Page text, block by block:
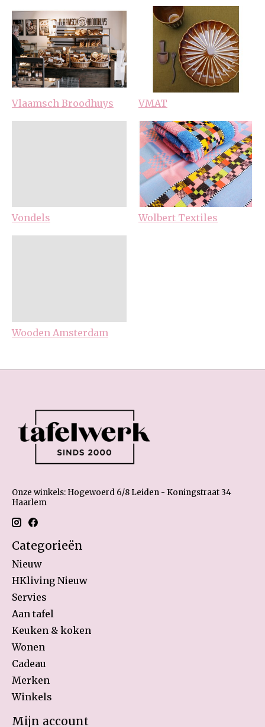
Vlaamsch Broodhuys VMAT
Vondels Wolbert Textiles
Wooden Amsterdam
Onze winkels: Hogewoerd 6/8 Leiden - Koningstraat 34
Haarlem
Categorieën
Nieuw
HKliving Nieuw
Servies
Aan tafel
Keuken & koken
Wonen
Cadeau
Merken
Winkels
Mijn account